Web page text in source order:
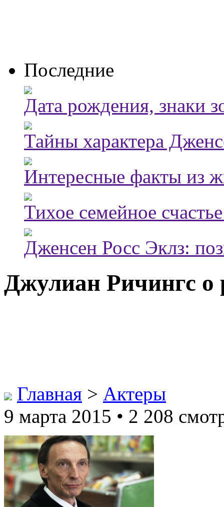
Последние
Дата рождения, знаки
Тайны характера
Интересные факты из
Тихое семейное
Дженсен Росс Эклз:
Джулиан Ричингс о
Главная > Актеры
9 марта 2015 • 2 208